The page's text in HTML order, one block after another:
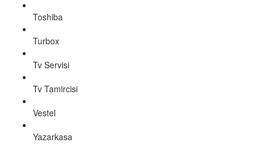
Toshiba
Turbox
Tv Servisi
Tv Tamircisi
Vestel
Yazarkasa